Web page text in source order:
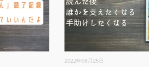
2022年08月25日